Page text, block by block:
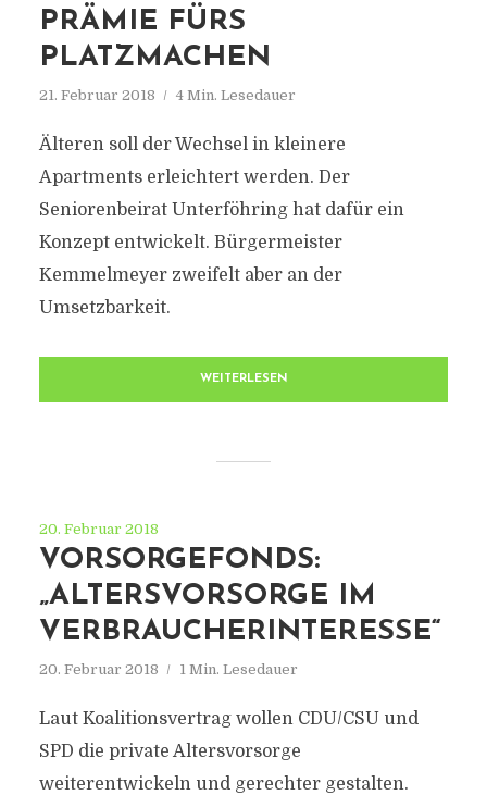
PRÄMIE FÜRS
PLATZMACHEN
21. Februar 2018 4 Min. Lesedauer
Älteren soll der Wechsel in kleinere
Apartments erleichtert werden. Der
Seniorenbeirat Unterföhring hat dafür ein
Konzept entwickelt. Bürgermeister
Kemmelmeyer zweifelt aber an der
Umsetzbarkeit.
WEITERLESEN
20. Februar 2018
VORSORGEFONDS:
„ALTERSVORSORGE IM
VERBRAUCHERINTERESSE“
20. Februar 2018 1 Min. Lesedauer
Laut Koalitionsvertrag wollen CDU/CSU und
SPD die private Altersvorsorge
weiterentwickeln und gerechter gestalten.